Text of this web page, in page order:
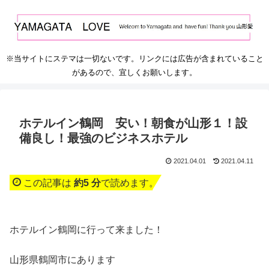
※当サイトにステマは一切ないです。リンクには広告が含まれていること
があるので、宜しくお願いします。
ホテルイン鶴岡 安い！朝食が山形１！設
備良し！最強のビジネスホテル
2021.04.01 2021.04.11
この記事は 約5 分で読めます。
ホテルイン鶴岡に行って来ました！
山形県鶴岡市にあります